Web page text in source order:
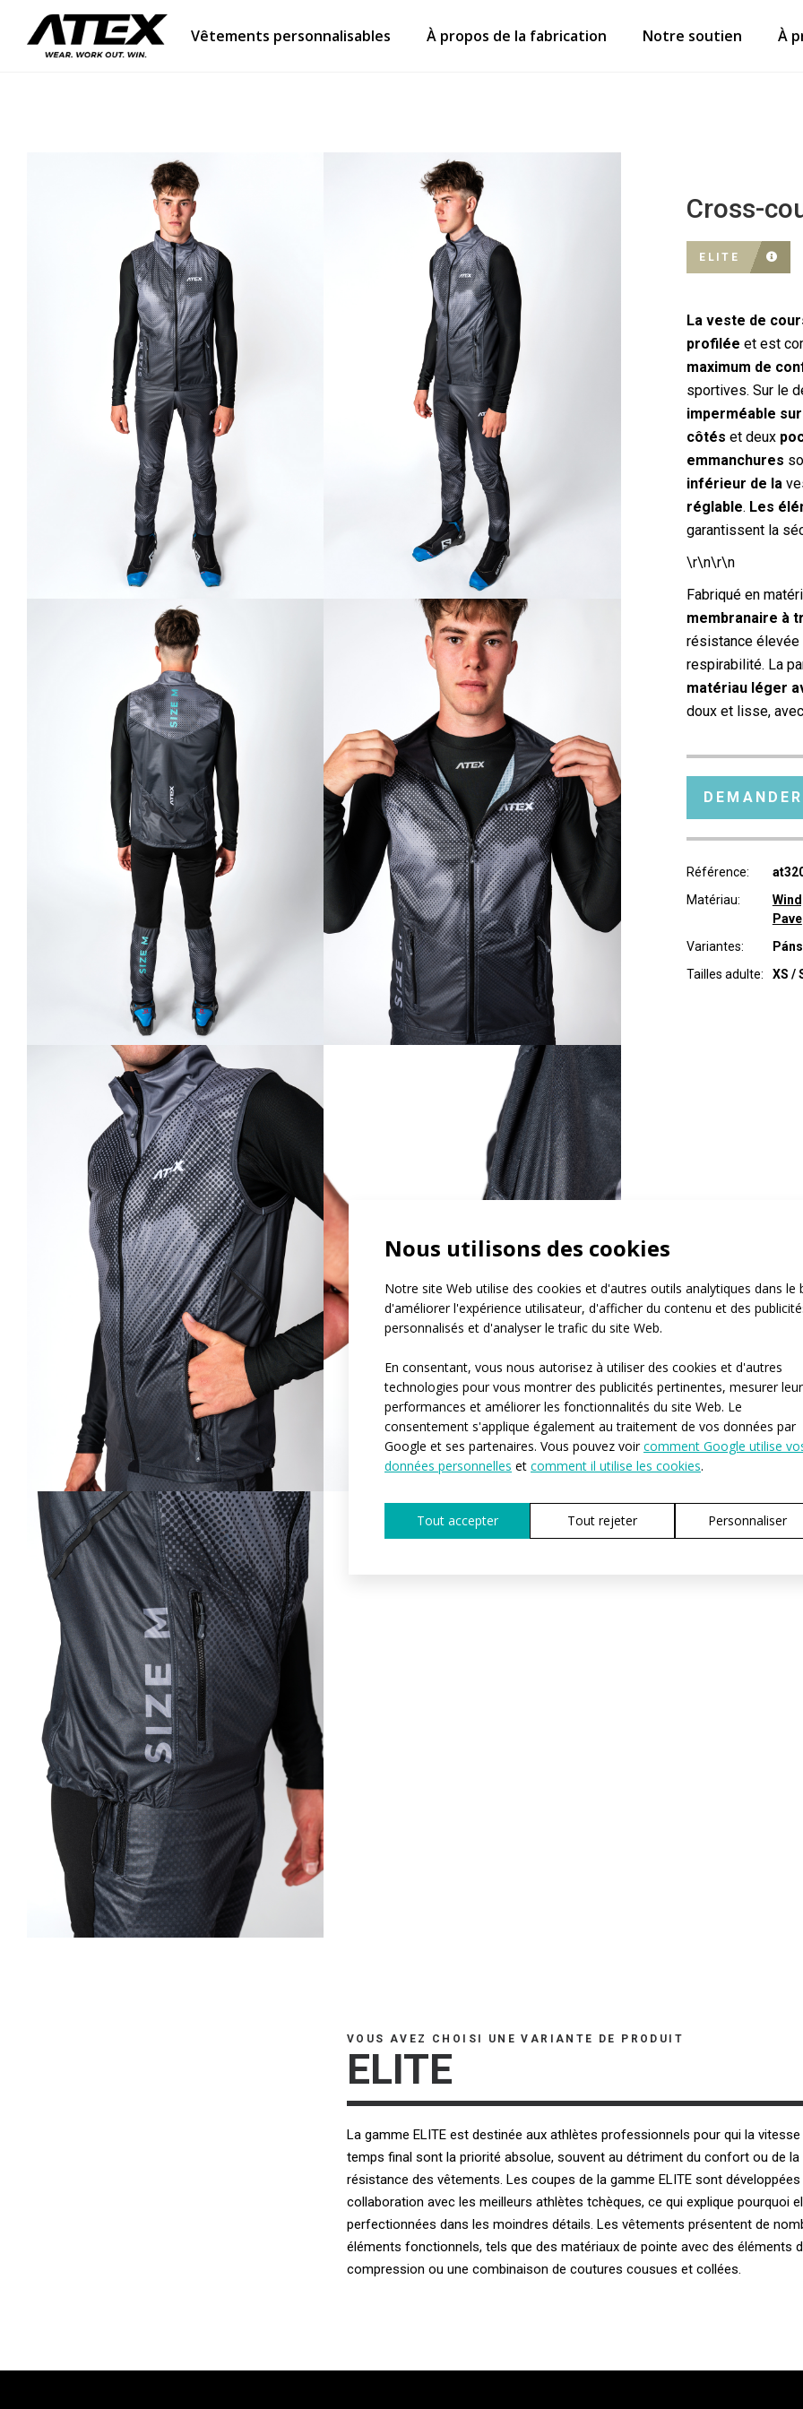
Nous utilisons des cookies
Notre site Web utilise des cookies et d'autres outils analytiques dans le
d'améliorer l'expérience utilisateur, d'afficher du contenu et des
personnalisés et d'analyser le trafic du site Web.
En consentant, vous nous autorisez à utiliser des cookies et d'autres
technologies pour vous montrer des publicités pertinentes, mesurer
performances et améliorer les fonctionnalités du site Web. Le
consentement s'applique également au traitement de vos données par
Google et ses partenaires. Vous pouvez voircomment Google utilise
données personnelles et comment il utilise les cookies.
Tout accepter Tout rejeter Personnaliser
Vêtements personnalisables À propos de la fabrication Notre soutien À
Cross-
ELITE
La veste de
profilée et est
maximum de
sportives. Sur le
imperméable
côtés et deux
emmanchures
inférieur de la
réglable. Les
garantissent la
\r\n\r\n
Fabriqué en
membranaire à
résistance élevée
respirabilité. La
matériau léger
doux et lisse,
Référence:
Matériau:
Pave
Variantes:
Tailles adulte:
XS /
VOUS AVEZ CHOISI UNE VARIANTE DE PRODUIT
ELITE
La gamme ELITE est destinée aux athlètes professionnels pour qui la vitesse
temps final sont la priorité absolue, souvent au détriment du confort ou de la
résistance des vêtements. Les coupes de la gamme ELITE sont développées
collaboration avec les meilleurs athlètes tchèques, ce qui explique pourquoi
perfectionnées dans les moindres détails. Les vêtements présentent de
éléments fonctionnels, tels que des matériaux de pointe avec des éléments
compression ou une combinaison de coutures cousues et collées.